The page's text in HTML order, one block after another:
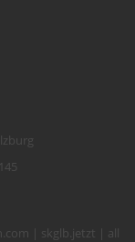
| skglb.jetzt | all